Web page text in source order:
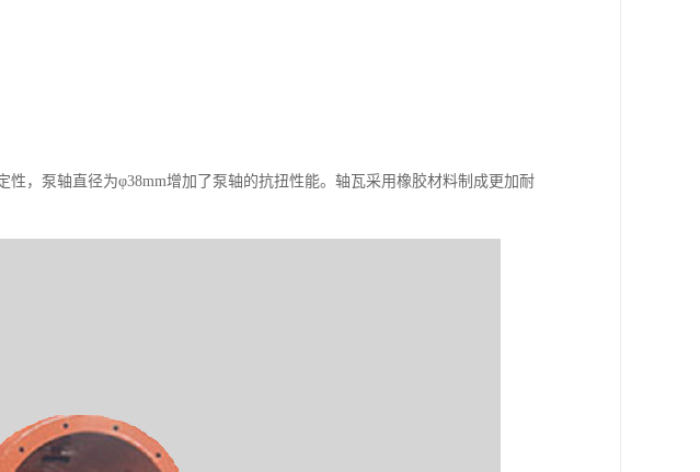
，泵轴直径为φ38mm增加了泵轴的抗扭性能。轴瓦采用橡胶材料制成更加耐